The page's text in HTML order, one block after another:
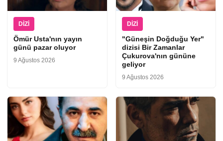
DIZI
Ömür Usta'nın yayın
günü pazar oluyor
9 Ağustos 2026
DIZI
"Güneşin Doğduğu Yer"
dizisi Bir Zamanlar
Çukurova'nın gününe
geliyor
9 Ağustos 2026